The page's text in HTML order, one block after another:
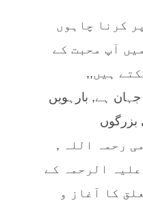
کرنا چاہوں
آپ محبت کے
ہیں,,
جہان ہے, بارہویں
رحمہ اللہ ,
الرحمہ کے
کا آغاز و